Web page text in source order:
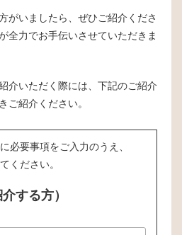
がいましたら、ぜひご紹介くださ
全力でお手伝いさせていただきま
介いただく際には、下記のご紹介
ご紹介ください。
必要事項をご入力のうえ、
ください。
する方）